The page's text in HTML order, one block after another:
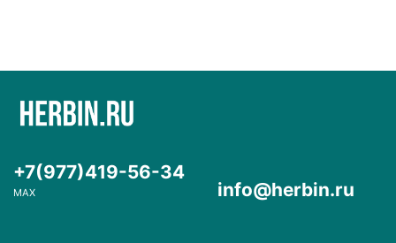
+7(977)419-56-34
MAX info@herbin.ru